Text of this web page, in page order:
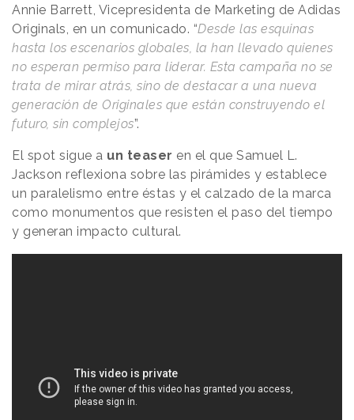
Annie Barrett, Vicepresidenta de Marketing de Adidas
Originals, en un comunicado. “Desde las esquinas
hasta los escenarios globales, la han llevado quienes
no esperan permiso para liderar. Esta campaña no se
trata de mirar atrás, sino de destacar a una nueva
generación de Originales que están construyendo el
futuro, sin complejos”.
El spot sigue a un teaser en el que Samuel L.
Jackson reflexiona sobre las pirámides y establece
un paralelismo entre éstas y el calzado de la marca
como monumentos que resisten el paso del tiempo
y generan impacto cultural.